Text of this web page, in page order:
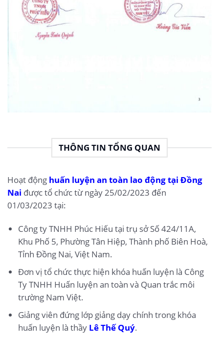
THÔNG TIN TỔNG QUAN
Hoạt động huấn luyện an toàn lao động tại Đồng
Nai được tổ chức từ ngày 25/02/2023 đến
01/03/2023 tại:
Công ty TNHH Phúc Hiếu tại trụ sở Số 424/11A,
Khu Phố 5, Phường Tân Hiệp, Thành phố Biên Hoà,
Tỉnh Đồng Nai, Việt Nam.
Đơn vị tổ chức thực hiện khóa huấn luyện là Công
Ty TNHH Huấn luyện an toàn và Quan trắc môi
trường Nam Việt.
Giảng viên đứng lớp giảng dạy chính trong khóa
huấn luyện là thầy Lê Thế Quý.